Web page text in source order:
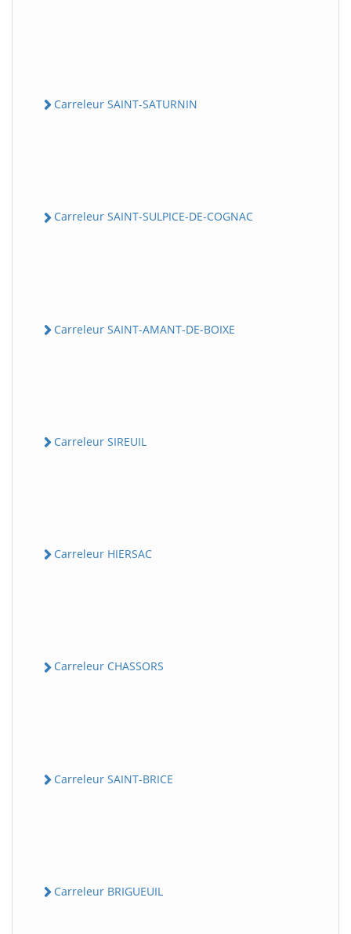
Carreleur SAINT-SATURNIN
Carreleur SAINT-SULPICE-DE-COGNAC
Carreleur SAINT-AMANT-DE-BOIXE
Carreleur SIREUIL
Carreleur HIERSAC
Carreleur CHASSORS
Carreleur SAINT-BRICE
Carreleur BRIGUEUIL